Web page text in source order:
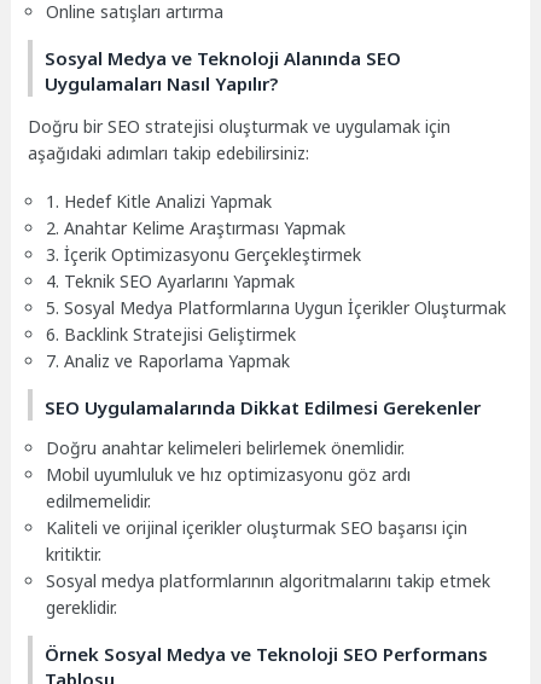
Online satışları artırma
Sosyal Medya ve Teknoloji Alanında SEO
Uygulamaları Nasıl Yapılır?
Doğru bir SEO stratejisi oluşturmak ve uygulamak için
aşağıdaki adımları takip edebilirsiniz:
1. Hedef Kitle Analizi Yapmak
2. Anahtar Kelime Araştırması Yapmak
3. İçerik Optimizasyonu Gerçekleştirmek
4. Teknik SEO Ayarlarını Yapmak
5. Sosyal Medya Platformlarına Uygun İçerikler Oluşturmak
6. Backlink Stratejisi Geliştirmek
7. Analiz ve Raporlama Yapmak
SEO Uygulamalarında Dikkat Edilmesi Gerekenler
Doğru anahtar kelimeleri belirlemek önemlidir.
Mobil uyumluluk ve hız optimizasyonu göz ardı
edilmemelidir.
Kaliteli ve orijinal içerikler oluşturmak SEO başarısı için
kritiktir.
Sosyal medya platformlarının algoritmalarını takip etmek
gereklidir.
Örnek Sosyal Medya ve Teknoloji SEO Performans
Tablosu